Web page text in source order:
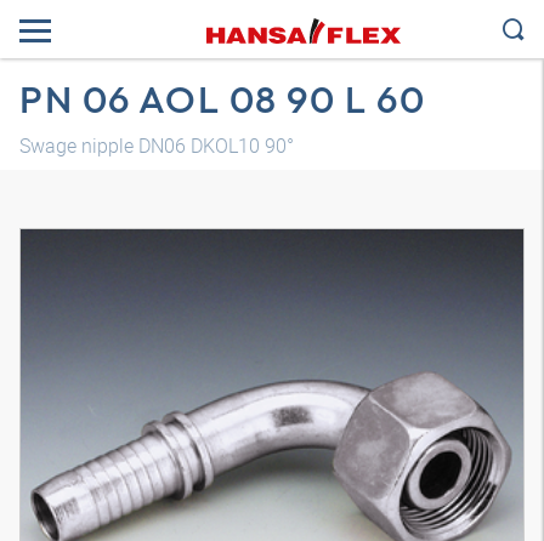
PN 06 AOL 08 90 L 60
Swage nipple DN06 DKOL10 90°
Трехмерная модель